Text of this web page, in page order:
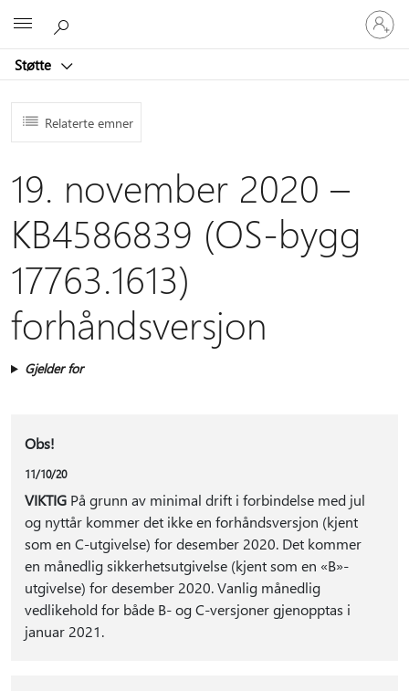
Støtte
Logg
på
kontoen
Relaterte emner
19. november 2020 –
KB4586839 (OS-bygg
17763.1613)
forhåndsversjon
Gjelder for
Obs!
11/10/20
VIKTIGPå grunn av minimal drift i forbindelse med jul
og nyttår kommer det ikke en forhåndsversjon (kjent
som en C-utgivelse) for desember 2020. Det kommer
en månedlig sikkerhetsutgivelse (kjent som en «B»-
utgivelse) for desember 2020. Vanlig månedlig
vedlikehold for både B- og C-versjoner gjenopptas i
januar 2021.